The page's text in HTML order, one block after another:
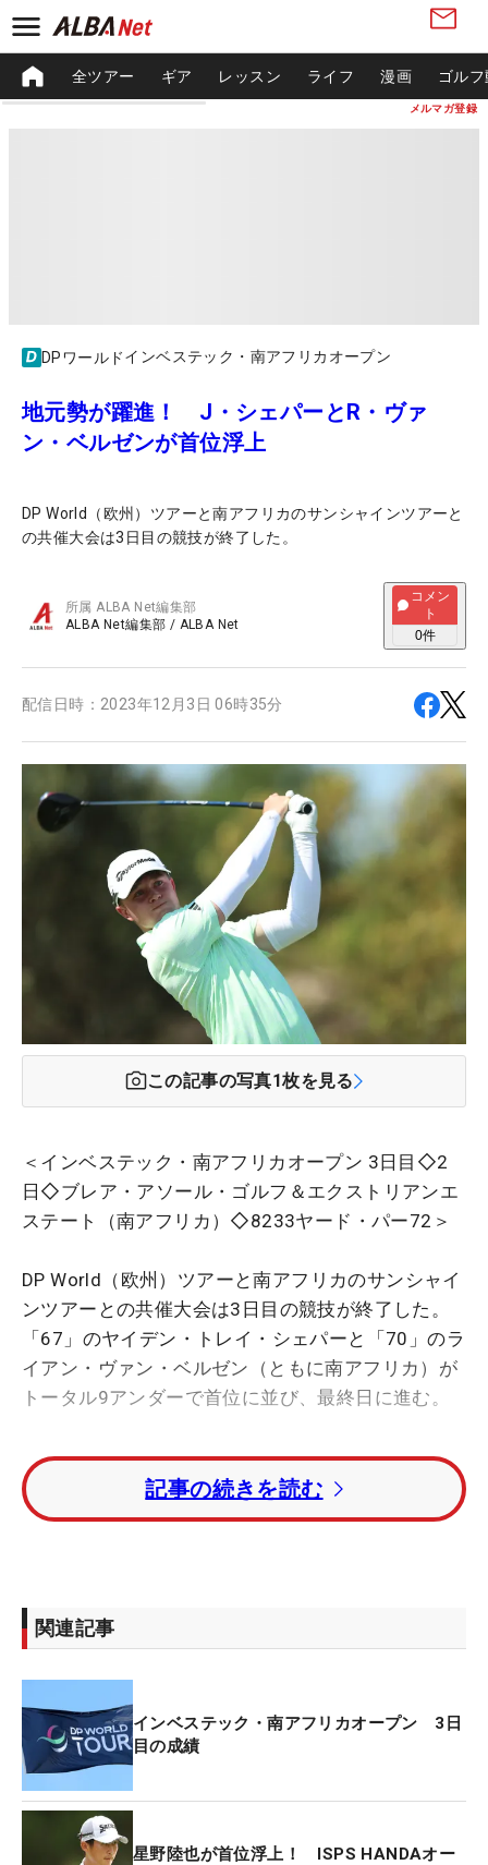
メルマガ登録
全ツアー ギア レッスン ライフ 漫画 ゴル
DPワールドインベステック・南アフリカオープン
地元勢が躍進！ J・シェパーとR・ヴァ
ン・ベルゼンが首位浮上
DP World（欧州）ツアーと南アフリカのサンシャインツアーと
の共催大会は3日目の競技が終了した。
所属ALBA Net編集部
ALBA Net編集部 / ALBA Net
コメン
ト
0件
配信日時： 2023年12月3日 06時35分
この記事の写真1枚を見る
＜インベステック・南アフリカオープン 3日目◇2
日◇ブレア・アソール・ゴルフ＆エクストリアンエ
ステート（南アフリカ）◇8233ヤード・パー72＞
DP World（欧州）ツアーと南アフリカのサンシャイ
ンツアーとの共催大会は3日目の競技が終了した。
「67」のヤイデン・トレイ・シェパーと「70」のラ
イアン・ヴァン・ベルゼン（ともに南アフリカ）が
トータル9アンダーで首位に並び、最終日に進む。
22歳のシェパーは20年1月に開催された今大会で、
アマチュアながら4日間アンダーパーをマークして6
位タイに入っている。最終日は欧州ツアー初優勝を
1打差のトータル8アンダー・2位はルイス・デ・ジ
ャガー（南アフリカ）。2日目に単独トップに立っ
「74」と2つ落とし、トータル7アンダーで4位タイ
に順位を下げている。
記事の続きを読む
関連記事
インベステック・南アフリカオープン 3日
目の成績
星野陸也が首位浮上！ ISPS HANDAオー